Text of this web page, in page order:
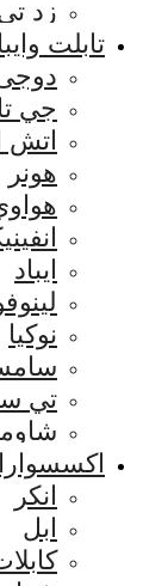
زد
تابلت
جي
اتش
هونر
ايباد
نوكيا
تي
انكر
ابل